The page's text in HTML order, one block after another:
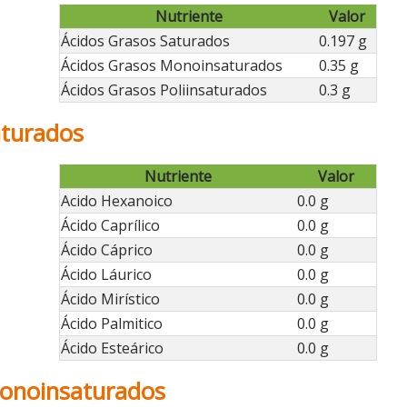
Nutriente
Valor
Ácidos Grasos Saturados
0.197 g
Ácidos Grasos Monoinsaturados
0.35 g
Ácidos Grasos Poliinsaturados
0.3 g
Nutriente
Valor
Acido Hexanoico
0.0 g
Ácido Caprílico
0.0 g
Ácido Cáprico
0.0 g
Ácido Láurico
0.0 g
Ácido Mirístico
0.0 g
Ácido Palmitico
0.0 g
Ácido Esteárico
0.0 g